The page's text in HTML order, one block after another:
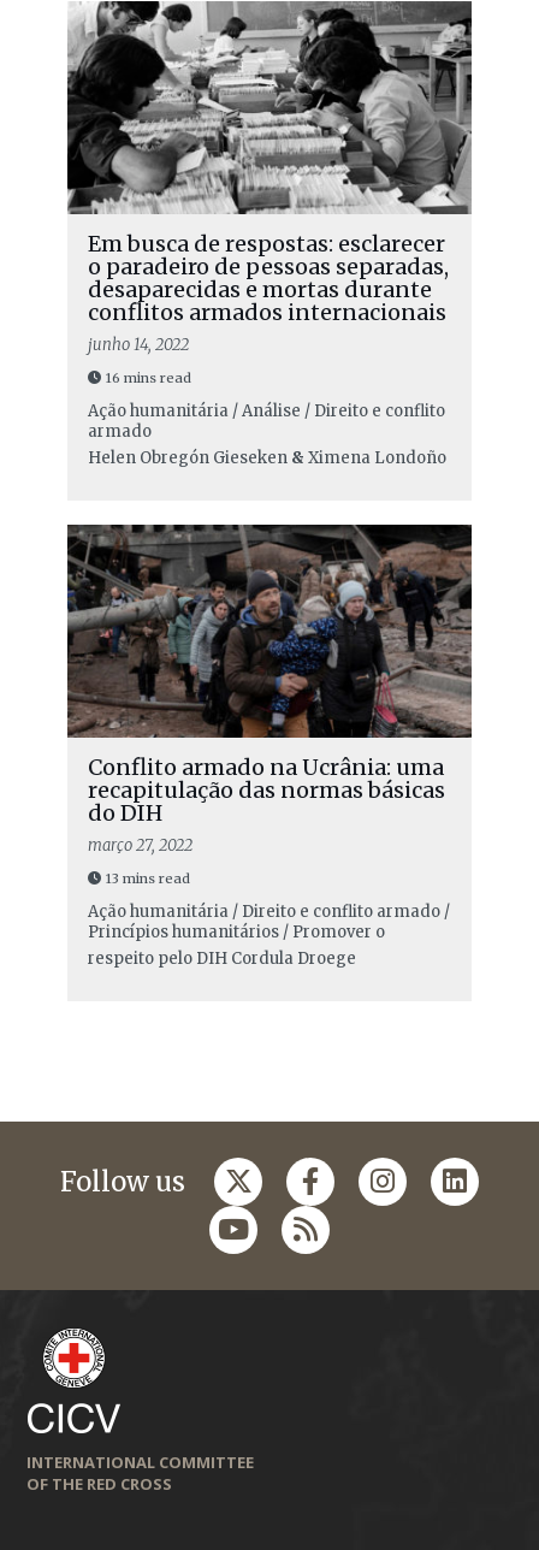
Em busca de respostas: esclarecer
o paradeiro de pessoas separadas,
desaparecidas e mortas durante
conflitos armados internacionais
junho 14, 2022
16 mins read
Ação humanitária / Análise / Direito e conflito
armado
Helen Obregón Gieseken& Ximena Londoño
Conflito armado na Ucrânia: uma
recapitulação das normas básicas
do DIH
março 27, 2022
13 mins read
Ação humanitária / Direito e conflito armado /
Princípios humanitários / Promover o
respeito pelo DIH Cordula Droege
Follow us
INTERNATIONAL COMMITTEE
OF THE RED CROSS